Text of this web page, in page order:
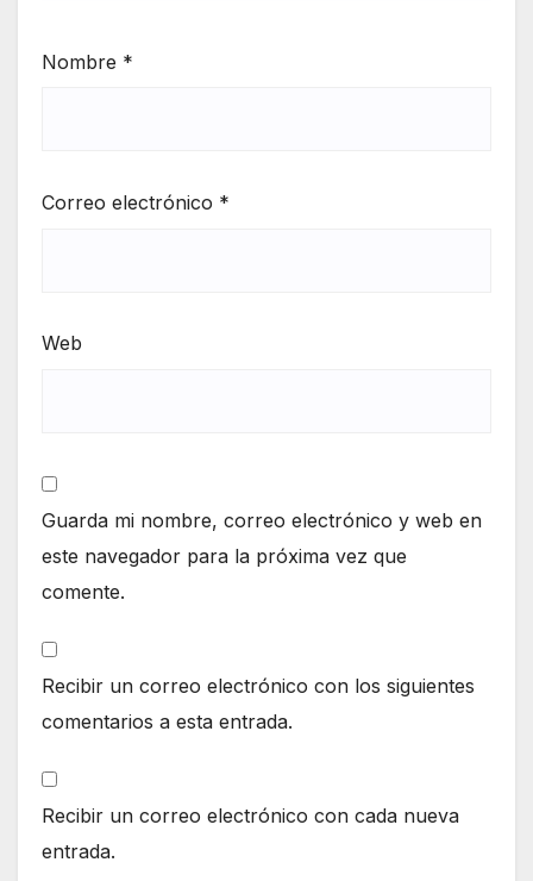
Nombre *
Correo electrónico *
Web
Guarda mi nombre, correo electrónico y web en
este navegador para la próxima vez que
comente.
Recibir un correo electrónico con los siguientes
comentarios a esta entrada.
Recibir un correo electrónico con cada nueva
entrada.